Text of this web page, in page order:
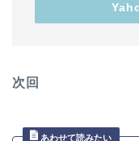
次回